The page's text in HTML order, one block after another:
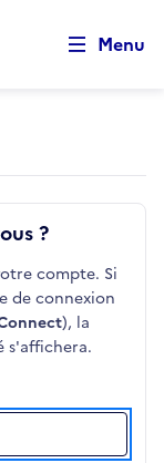
Menu
?
compte. Si
de connexion
), la
s'affichera.